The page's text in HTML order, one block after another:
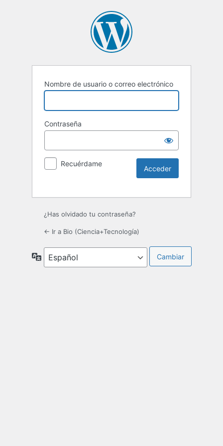
Nombre de usuario o correo electrónico
Contraseña
Recuérdame
¿Has olvidado tu contraseña?
← Ir a Bio (Ciencia+Tecnología)
Idioma